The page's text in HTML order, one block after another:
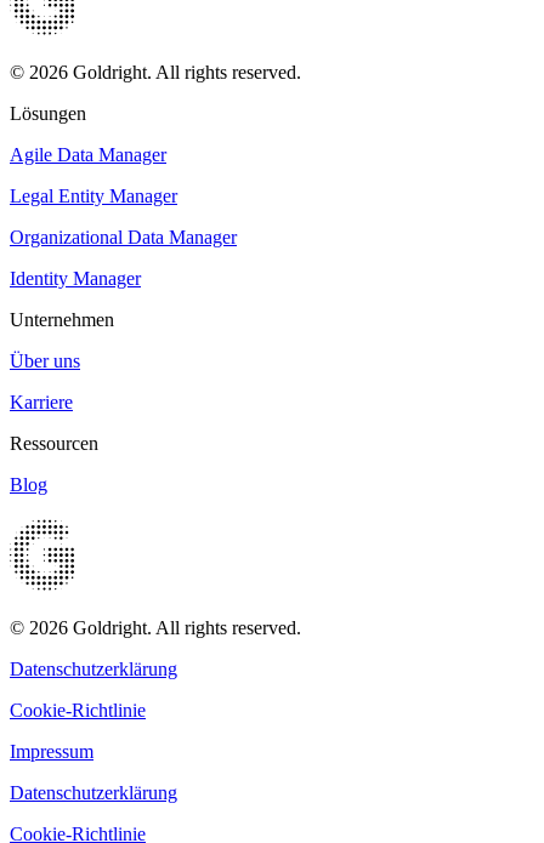
© 2026 Goldright. All rights reserved.
Lösungen
Agile Data Manager
Legal Entity Manager
Organizational Data Manager
Identity Manager
Unternehmen
Über uns
Karriere
Ressourcen
Blog
© 2026 Goldright. All rights reserved.
Datenschutzerklärung
Cookie-Richtlinie
Impressum
Datenschutzerklärung
Cookie-Richtlinie